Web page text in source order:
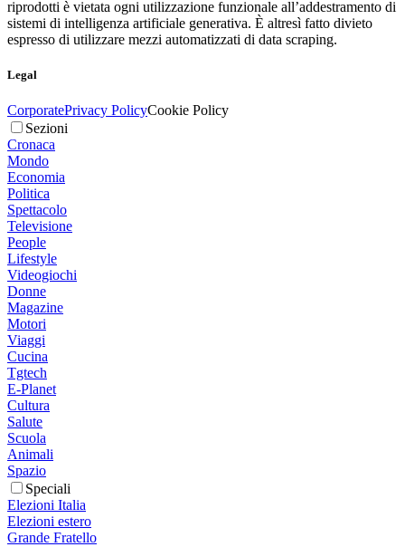
riprodotti è vietata ogni utilizzazione funzionale all’addestramento di
sistemi di intelligenza artificiale generativa. È altresì fatto divieto
espresso di utilizzare mezzi automatizzati di data scraping.
Legal
CorporatePrivacy PolicyCookie Policy
Sezioni
Cronaca
Mondo
Economia
Politica
Spettacolo
Televisione
People
Lifestyle
Videogiochi
Donne
Magazine
Motori
Viaggi
Cucina
Tgtech
E-Planet
Cultura
Salute
Scuola
Animali
Spazio
Speciali
Elezioni Italia
Elezioni estero
Grande Fratello